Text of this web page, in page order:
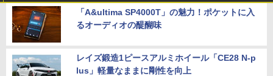
「A&ultima SP4000T」の魅力！ポケットに入
るオーディオの醍醐味
レイズ鍛造1ピースアルミホイール「CE28 N-p
lus」軽量なままに剛性を向上